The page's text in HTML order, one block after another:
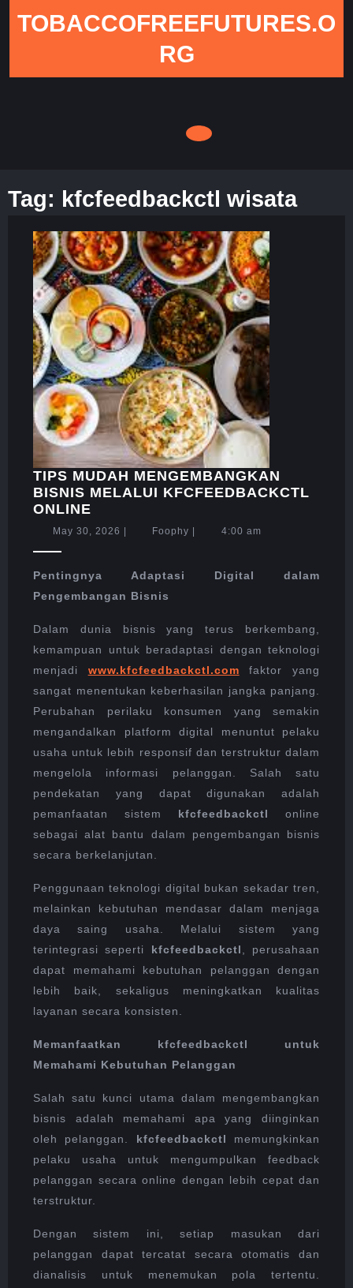
TOBACCOFREEFUTURES.O
RG
Tag: kfcfeedbackctl wisata
TIPS MUDAH MENGEMBANGKAN
BISNIS MELALUI KFCFEEDBACKCTL
ONLINE
MUDAH
MENGEMBANGKAN
MELALUI
KFCFEEDBACKCTL
May 30, 2026 May
Foophy Foophy4:00 am
Pentingnya Adaptasi Digital dalam
Pengembangan Bisnis
Dalam dunia bisnis yang terus berkembang,
kemampuan untuk beradaptasi dengan teknologi
menjadi www.kfcfeedbackctl.com faktor yang
sangat menentukan keberhasilan jangka panjang.
Perubahan perilaku konsumen yang semakin
mengandalkan platform digital menuntut pelaku
usaha untuk lebih responsif dan terstruktur dalam
mengelola informasi pelanggan. Salah satu
pendekatan yang dapat digunakan adalah
pemanfaatan sistem kfcfeedbackctl
online
sebagai alat bantu dalam pengembangan bisnis
secara berkelanjutan.
Penggunaan teknologi digital bukan sekadar tren,
melainkan kebutuhan mendasar dalam menjaga
daya saing usaha. Melalui sistem yang
terintegrasi seperti kfcfeedbackctl, perusahaan
dapat memahami kebutuhan pelanggan dengan
lebih baik, sekaligus meningkatkan kualitas
layanan secara konsisten.
Memanfaatkan kfcfeedbackctl untuk
Memahami Kebutuhan Pelanggan
Salah satu kunci utama dalam mengembangkan
bisnis adalah memahami apa yang diinginkan
oleh pelanggan. kfcfeedbackctl
memungkinkan
pelaku usaha untuk mengumpulkan feedback
pelanggan secara online dengan lebih cepat dan
terstruktur.
Dengan sistem ini, setiap masukan dari
pelanggan dapat tercatat secara otomatis dan
dianalisis untuk menemukan pola tertentu.